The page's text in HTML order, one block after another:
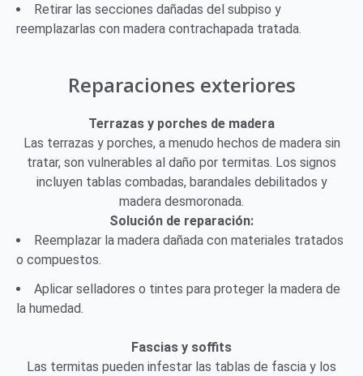
Retirar las secciones dañadas del subpiso y
reemplazarlas con madera contrachapada tratada.
Reparaciones exteriores
Terrazas y porches de madera
Las terrazas y porches, a menudo hechos de madera sin
tratar, son vulnerables al daño por termitas. Los signos
incluyen tablas combadas, barandales debilitados y
madera desmoronada.
Solución de reparación:
Reemplazar la madera dañada con materiales tratados
o compuestos.
Aplicar selladores o tintes para proteger la madera de
la humedad.
Fascias y soffits
Las termitas pueden infestar las tablas de fascia y los